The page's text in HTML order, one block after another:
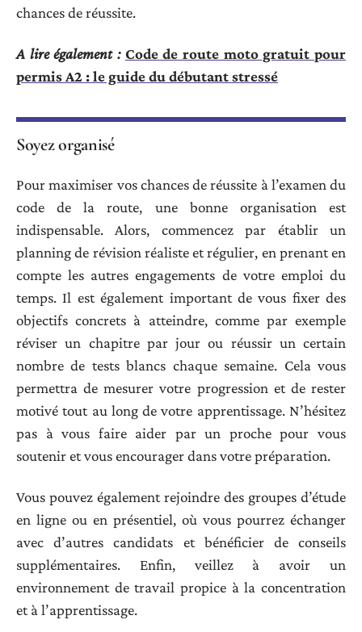
chances de réussite.
A lire également : Code de route moto gratuit pour
permis A2 : le guide du débutant stressé
Soyez organisé
Pour maximiser vos chances de réussite à l’examen du
code de la route, une bonne organisation est
indispensable. Alors, commencez par établir un
planning de révision réaliste et régulier, en prenant en
compte les autres engagements de votre emploi du
temps. Il est également important de vous fixer des
objectifs concrets à atteindre, comme par exemple
réviser un chapitre par jour ou réussir un certain
nombre de tests blancs chaque semaine. Cela vous
permettra de mesurer votre progression et de rester
motivé tout au long de votre apprentissage. N’hésitez
pas à vous faire aider par un proche pour vous
soutenir et vous encourager dans votre préparation.
Vous pouvez également rejoindre des groupes d’étude
en ligne ou en présentiel, où vous pourrez échanger
avec d’autres candidats et bénéficier de conseils
supplémentaires. Enfin, veillez à avoir un
environnement de travail propice à la concentration
et à l’apprentissage.